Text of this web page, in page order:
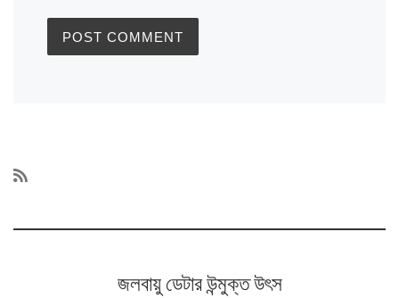
জলবায়ু ডেটার উন্মুক্ত উৎস